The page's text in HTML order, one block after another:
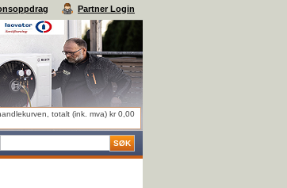
Partner Login
totalt (ink. mva) kr 0,00